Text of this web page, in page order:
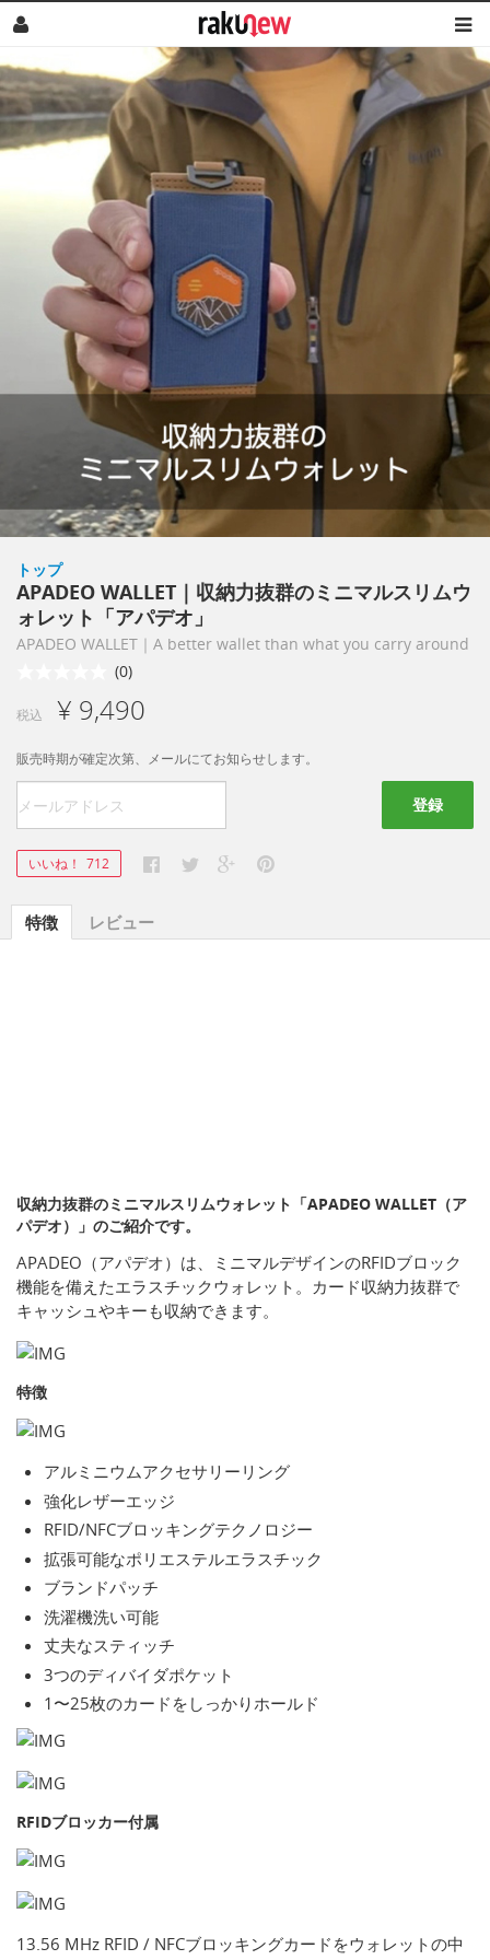
トップ
APADEO WALLET｜収納力抜群のミニマルスリムウ
ォレット「アパデオ」
APADEO WALLET｜A better wallet than what you carry around
(0)
税込 ¥ 9,490
販売時期が確定次第、メールにてお知らせします。
登録
いいね！ 712
特徴 レビュー
収納力抜群のミニマルスリムウォレット「APADEO WALLET（ア
パデオ）」のご紹介です。
APADEO（アパデオ）は、ミニマルデザインのRFIDブロック
機能を備えたエラスチックウォレット。カード収納力抜群で
キャッシュやキーも収納できます。
特徴
アルミニウムアクセサリーリング
強化レザーエッジ
RFID/NFCブロッキングテクノロジー
拡張可能なポリエステルエラスチック
ブランドパッチ
洗濯機洗い可能
丈夫なスティッチ
3つのディバイダポケット
1〜25枚のカードをしっかりホールド
RFIDブロッカー付属
13.56 MHz RFID / NFCブロッキングカードをウォレットの中